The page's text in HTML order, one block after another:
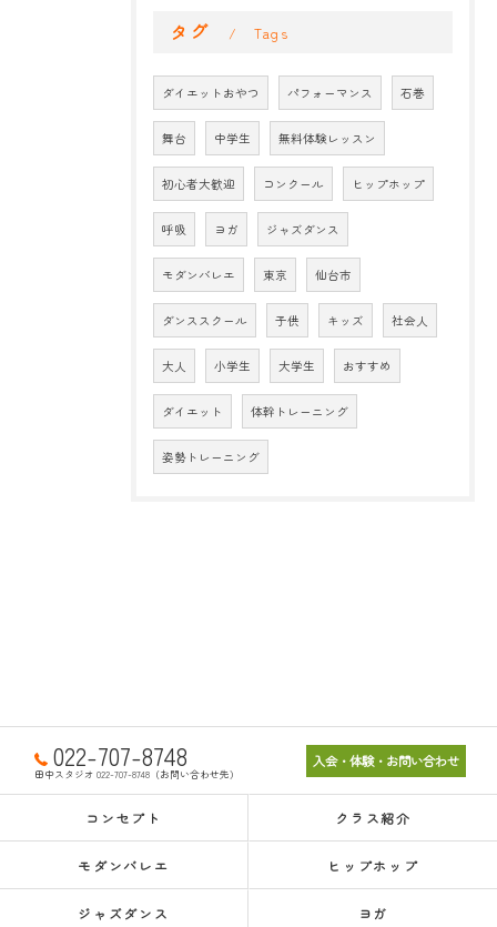
タグ Tags
ダイエットおやつ パフォーマンス 石巻
舞台 中学生 無料体験レッスン
初心者大歓迎 コンクール ヒップホップ
呼吸 ヨガ ジャズダンス
モダンバレエ 東京 仙台市
ダンススクール 子供 キッズ 社会人
大人 小学生 大学生 おすすめ
ダイエット 体幹トレーニング
姿勢トレーニング
022-707-8748
田中スタジオ 022-707-8748（お問い合わせ先）
入会・体験・お問い合わせ
コンセプト クラス紹介
モダンバレエ ヒップホップ
ジャズダンス ヨガ